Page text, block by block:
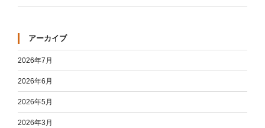
アーカイブ
2026年7月
2026年6月
2026年5月
2026年3月